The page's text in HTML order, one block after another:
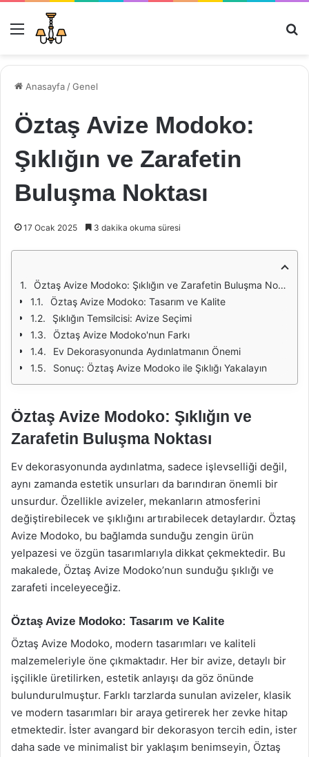
Menü
Anasayfa /Genel
Öztaş Avize Modoko:
Şıklığın ve Zarafetin
Buluşma Noktası
17 Ocak 2025 3 dakika okuma süresi
Öztaş Avize Modoko: Şıklığın ve Zarafetin Buluşma Noktası
Öztaş Avize Modoko: Tasarım ve Kalite
Şıklığın Temsilcisi: Avize Seçimi
Öztaş Avize Modoko'nun Farkı
Ev Dekorasyonunda Aydınlatmanın Önemi
Sonuç: Öztaş Avize Modoko ile Şıklığı Yakalayın
Öztaş Avize Modoko: Şıklığın ve
Zarafetin Buluşma Noktası
Ev dekorasyonunda aydınlatma, sadece işlevselliği değil,
aynı zamanda estetik unsurları da barındıran önemli bir
unsurdur. Özellikle avizeler, mekanların atmosferini
değiştirebilecek ve şıklığını artırabilecek detaylardır. Öztaş
Avize Modoko, bu bağlamda sunduğu zengin ürün
yelpazesi ve özgün tasarımlarıyla dikkat çekmektedir. Bu
makalede, Öztaş Avize Modoko’nun sunduğu şıklığı ve
zarafeti inceleyeceğiz.
Öztaş Avize Modoko: Tasarım ve Kalite
Öztaş Avize Modoko, modern tasarımları ve kaliteli
malzemeleriyle öne çıkmaktadır. Her bir avize, detaylı bir
işçilikle üretilirken, estetik anlayışı da göz önünde
bulundurulmuştur. Farklı tarzlarda sunulan avizeler, klasik
ve modern tasarımları bir araya getirerek her zevke hitap
etmektedir. İster avangard bir dekorasyon tercih edin, ister
daha sade ve minimalist bir yaklaşım benimseyin, Öztaş